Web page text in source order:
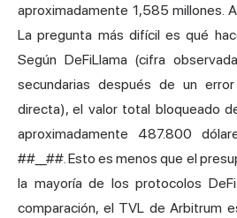
aproximadamente 1,585 millones.
La pregunta más difícil es qué
Según DeFiLlama (cifra
secundarias después de un
directa), el valor total bloqueado
aproximadamente 487.800
##__##. Esto es menos que el
la mayoría de los protocolos
comparación, el TVL de Arbitrum